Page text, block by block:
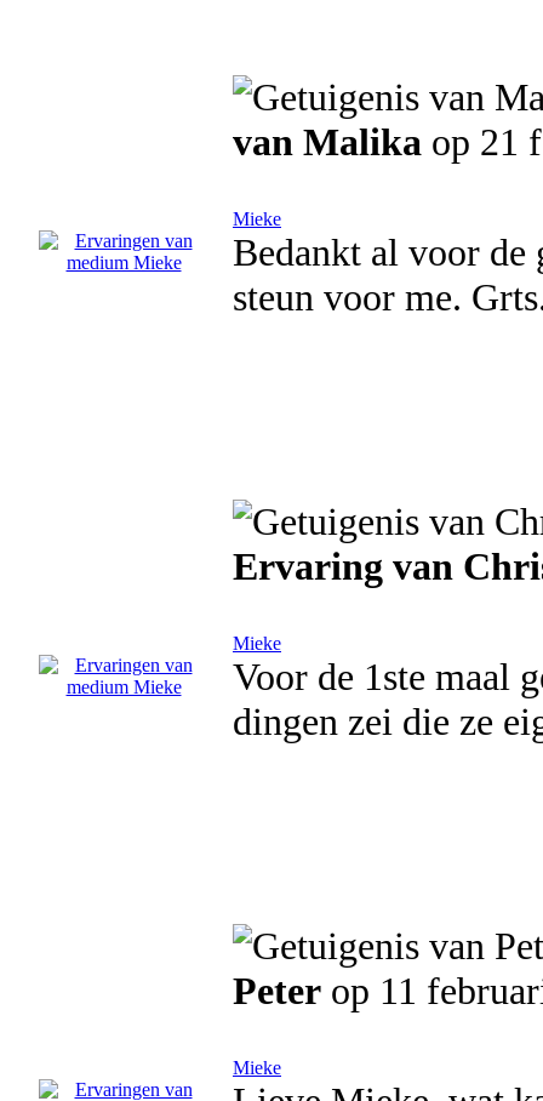
van Malika op 21
Mieke
Bedankt al voor de
steun voor me.
Ervaring van
Mieke
Voor de 1ste maal
dingen zei die ze
Peter op 11
Mieke